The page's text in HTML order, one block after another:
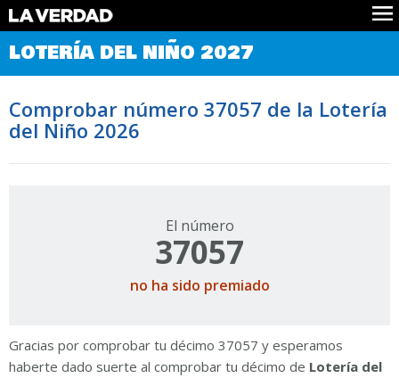
Comprobar Loteria del Niño
Premios
Noticias
Datos
Historia
LOTERÍA DEL NIÑO 2027
Comprobar número 37057 de la Lotería
del Niño 2026
El número
37057
no ha sido premiado
Gracias por comprobar tu décimo 37057 y esperamos
haberte dado suerte al comprobar tu décimo de Lotería del